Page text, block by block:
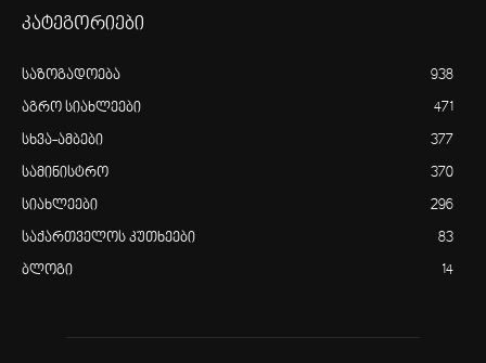
კატეგორიები
საზოგადოება 938
აგრო სიახლეები 471
სხვა-ამბები 377
სამინისტრო 370
სიახლეები 296
საქართველოს კუთხეები 83
ბლოგი 14